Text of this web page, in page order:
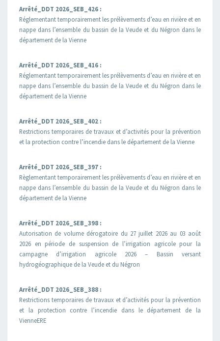
Arrêté_DDT 2026_SEB_426 :
Réglementant temporairement les prélèvements d’eau en rivière et en
nappe dans l’ensemble du bassin de la Veude et du Négron dans le
département de la Vienne
Arrêté_DDT 2026_SEB_416 :
Réglementant temporairement les prélèvements d’eau en rivière et en
nappe dans l’ensemble du bassin de la Veude et du Négron dans le
département de la Vienne
Arrêté_DDT 2026_SEB_402 :
Restrictions temporaires de travaux et d’activités pour la prévention
et la protection contre l’incendie dans le département de la Vienne
Arrêté_DDT 2026_SEB_397 :
Règlementant temporairement les prélèvements d’eau en rivière et en
nappe dans l’ensemble du bassin de la Veude et du Négron dans le
département de la Vienne
Arrêté_DDT 2026_SEB_398 :
Autorisation de volume dérogatoire du 27 juillet 2026 au 03 août
2026 en période de suspension de l’irrigation agricole pour la
campagne d’irrigation agricole 2026 – Bassin versant
hydrogéographique de la Veude et du Négron
Arrêté_DDT 2026_SEB_388 :
Restrictions temporaires de travaux et d’activités pour la prévention
et la protection contre l’incendie dans le département de la
VienneERE